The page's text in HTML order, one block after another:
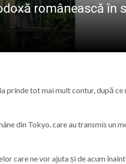
românească în
prinde tot mai mult contur, după ce
din Tokyo, care au transmis un
care ne vor ajuta și de acum